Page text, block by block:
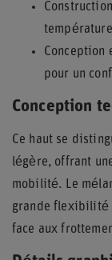
Conception
pour un
Conception
Ce haut se
légère, offrant
mobilité. Le
grande flexibilité
face aux